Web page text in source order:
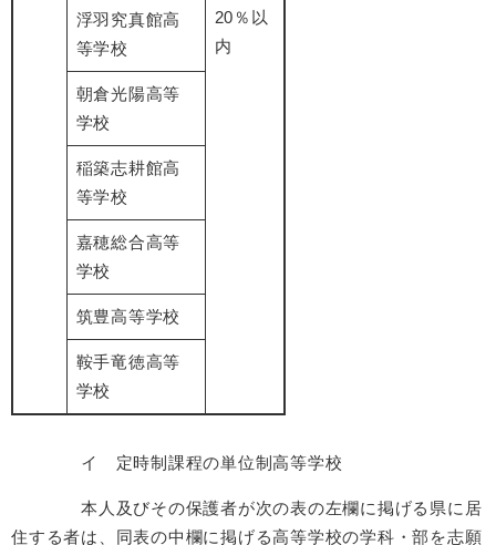
20％以
内
浮羽究真館高
等学校
朝倉光陽高等
学校
稲築志耕館高
等学校
嘉穂総合高等
学校
筑豊高等学校
鞍手竜徳高等
学校
イ 定時制課程の単位制高等学校
本人及びその保護者が次の表の左欄に掲げる県に居
住する者は、同表の中欄に掲げる高等学校の学科・部を志願